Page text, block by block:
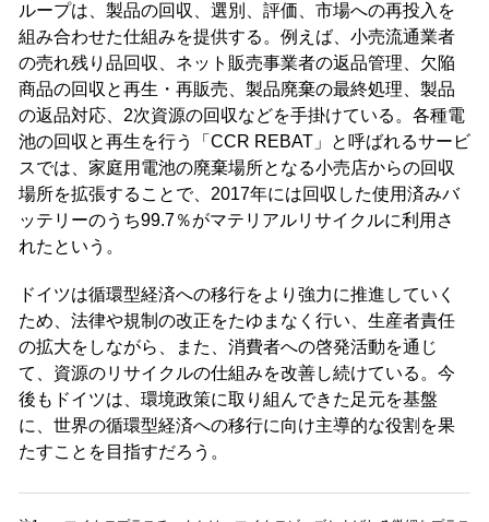
ループは、製品の回収、選別、評価、市場への再投入を
組み合わせた仕組みを提供する。例えば、小売流通業者
の売れ残り品回収、ネット販売事業者の返品管理、欠陥
商品の回収と再生・再販売、製品廃棄の最終処理、製品
の返品対応、2次資源の回収などを手掛けている。各種電
池の回収と再生を行う「CCR REBAT」と呼ばれるサービ
スでは、家庭用電池の廃棄場所となる小売店からの回収
場所を拡張することで、2017年には回収した使用済みバ
ッテリーのうち99.7％がマテリアルリサイクルに利用さ
れたという。
ドイツは循環型経済への移行をより強力に推進していく
ため、法律や規制の改正をたゆまなく行い、生産者責任
の拡大をしながら、また、消費者への啓発活動を通じ
て、資源のリサイクルの仕組みを改善し続けている。今
後もドイツは、環境政策に取り組んできた足元を基盤
に、世界の循環型経済への移行に向け主導的な役割を果
たすことを目指すだろう。